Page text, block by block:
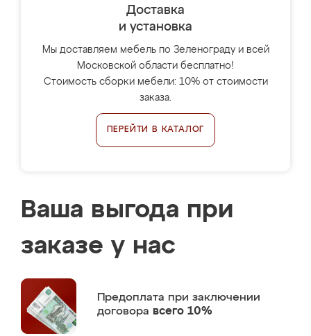
Доставка
и установка
Мы доставляем мебель по Зеленограду и всей
Московской области бесплатно!
Стоимость сборки мебели: 10% от стоимости
заказа.
ПЕРЕЙТИ В КАТАЛОГ
Ваша выгода при
заказе у нас
Предоплата при заключении
договора всего 10%